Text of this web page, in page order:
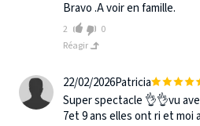
Bravo .A voir en famille.
2
0
Réagir
22/02/2026Patricia
Super spectacle 👌👌vu
7et 9 ans elles ont ri et moi